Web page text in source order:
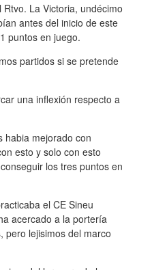
La Victoria, undécimo
antes del inicio de este
puntos en juego.
partidos si se pretende
una inflexión respecto a
habia mejorado con
esto y solo con esto
los tres puntos en
el CE Sineu
acercado a la portería
pero lejisimos del marco